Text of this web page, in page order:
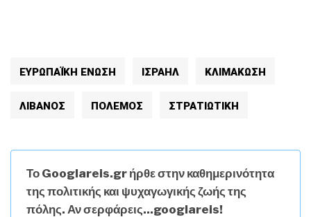
ΕΥΡΩΠΑΪΚΉ ΈΝΩΣΗ ΙΣΡΑΗΛ ΚΛΙΜΑΚΩΣΗ
ΛΊΒΑΝΟΣ ΠΟΛΕΜΟΣ ΣΤΡΑΤΙΩΤΙΚΗ
Το Googlareis.gr ήρθε στην καθημερινότητα
της πολιτικής και ψυχαγωγικής ζωής της
πόλης. Αν σερφάρεις...googlareis!